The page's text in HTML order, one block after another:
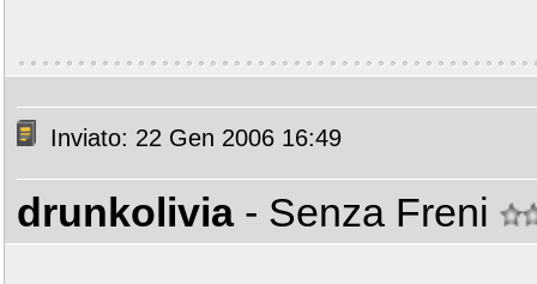
Inviato: 22 Gen 2006 16:49
drunkolivia - Senza Freni